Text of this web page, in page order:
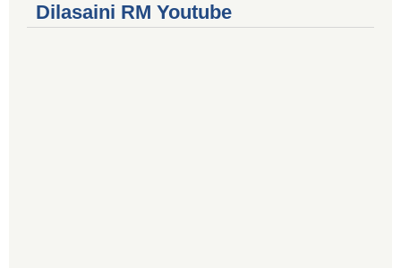
Dilasaini RM Youtube